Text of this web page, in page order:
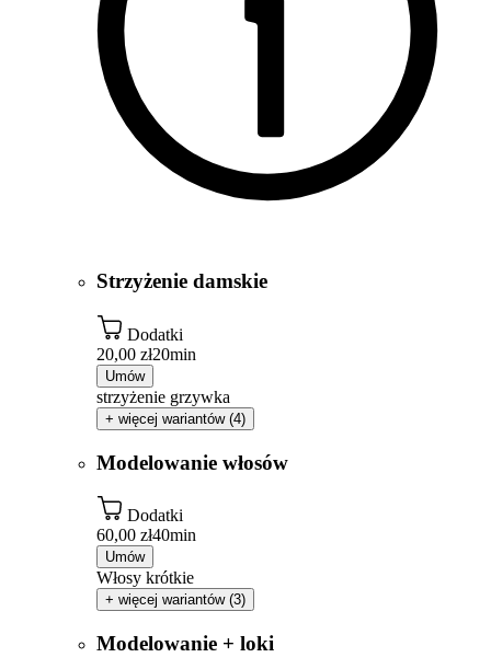
Strzyżenie damskie
Dodatki
20,00 zł20min
Umów
strzyżenie grzywka
+ więcej wariantów (4)
Modelowanie włosów
Dodatki
60,00 zł40min
Umów
Włosy krótkie
+ więcej wariantów (3)
Modelowanie + loki